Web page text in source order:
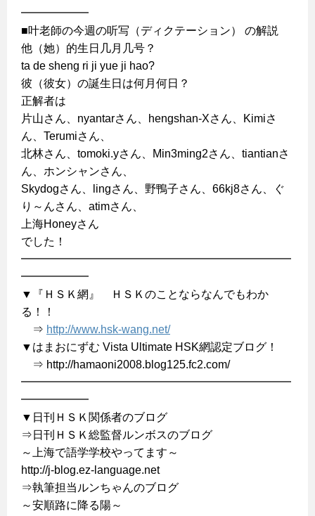
━━━━━━
■叶老師の今週の听写（ディクテーション） の解説
他（她）的生日几月几号？
ta de sheng ri ji yue ji hao?
彼（彼女）の誕生日は何月何日？
正解者は
片山さん、nyantarさん、hengshan-Xさん、Kimiさ
ん、Terumiさん、
北林さん、tomoki.yさん、Min3ming2さん、tiantianさ
ん、ホンシャンさん、
Skydogさん、lingさん、野鴨子さん、66kj8さん、ぐ
り～んさん、atimさん、
上海Honeyさん
でした！
━━━━━━━━━━━━━━━━━━━━━━━━
━━━━━━
▼『ＨＳＫ網』 ＨＳＫのことならなんでもわか
る！！
⇒ http://www.hsk-wang.net/
▼はまおにずむ Vista Ultimate HSK網認定ブログ！
⇒ http://hamaoni2008.blog125.fc2.com/
━━━━━━━━━━━━━━━━━━━━━━━━
━━━━━━
▼日刊ＨＳＫ関係者のブログ
⇒日刊ＨＳＫ総監督ルンボスのブログ
～上海で語学学校やってます～
http://j-blog.ez-language.net
⇒執筆担当ルンちゃんのブログ
～安順路に降る陽～